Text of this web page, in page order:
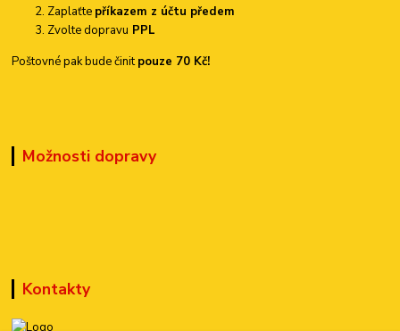
Zaplaťte příkazem z účtu předem
Zvolte dopravu PPL
Poštovné pak bude činitpouze 70 Kč!
Možnosti dopravy
Kontakty